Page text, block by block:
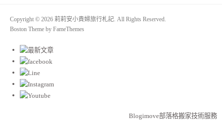
Copyright © 2026 莉莉安小貴婦旅行札記. All Rights Reserved.
Boston Theme by FameThemes
Blogimove部落格搬家技術服務